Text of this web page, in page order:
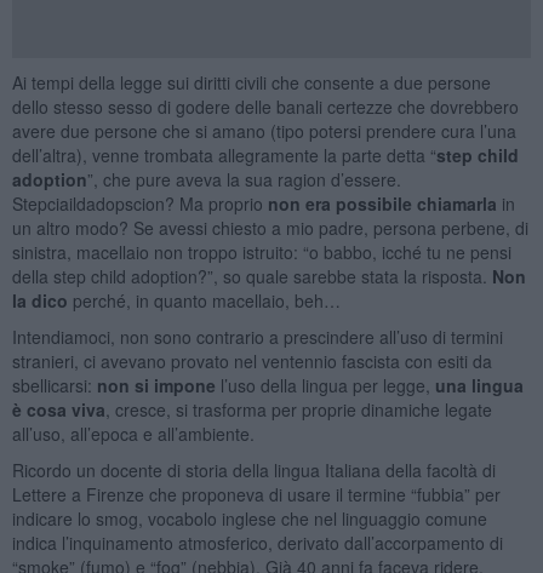
Ai tempi della legge sui diritti civili che consente a due persone
dello stesso sesso di godere delle banali certezze che dovrebbero
avere due persone che si amano (tipo potersi prendere cura l’una
dell’altra), venne trombata allegramente la parte detta “step child
adoption”, che pure aveva la sua ragion d’essere.
Stepciaildadopscion? Ma proprio non era possibile chiamarla in
un altro modo? Se avessi chiesto a mio padre, persona perbene, di
sinistra, macellaio non troppo istruito: “o babbo, icché tu ne pensi
della step child adoption?”, so quale sarebbe stata la risposta. Non
la dico perché, in quanto macellaio, beh…
Intendiamoci, non sono contrario a prescindere all’uso di termini
stranieri, ci avevano provato nel ventennio fascista con esiti da
sbellicarsi: non si impone l’uso della lingua per legge, una lingua
è cosa viva , cresce, si trasforma per proprie dinamiche legate
all’uso, all’epoca e all’ambiente.
Ricordo un docente di storia della lingua Italiana della facoltà di
Lettere a Firenze che proponeva di usare il termine “fubbia” per
indicare lo smog, vocabolo inglese che nel linguaggio comune
indica l’inquinamento atmosferico, derivato dall’accorpamento di
“smoke” (fumo) e “fog” (nebbia). Già 40 anni fa faceva ridere,